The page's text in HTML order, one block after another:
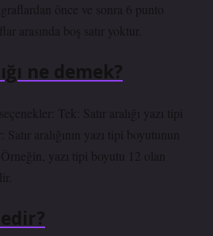
önce ve sonra 6 punto
arasında boş satır yoktur.
ne demek?
Tek: Satır aralığı yazı tipi
aralığının yazı tipi boyutunun
Örneğin, yazı tipi boyutu 12 olan